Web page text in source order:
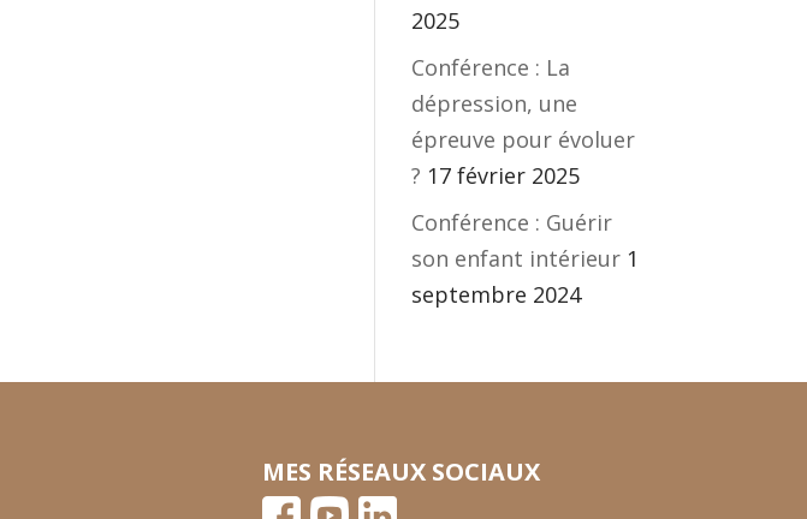
2025
Conférence : La
dépression, une
épreuve pour évoluer
? 17 février 2025
Conférence : Guérir
son enfant intérieur 1
septembre 2024
MES RÉSEAUX SOCIAUX